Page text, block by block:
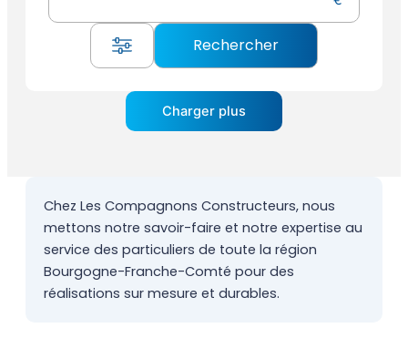
Charger plus
Chez Les Compagnons Constructeurs, nous
mettons notre savoir-faire et notre expertise au
service des particuliers de toute la région
Bourgogne-Franche-Comté pour des
réalisations sur mesure et durables.